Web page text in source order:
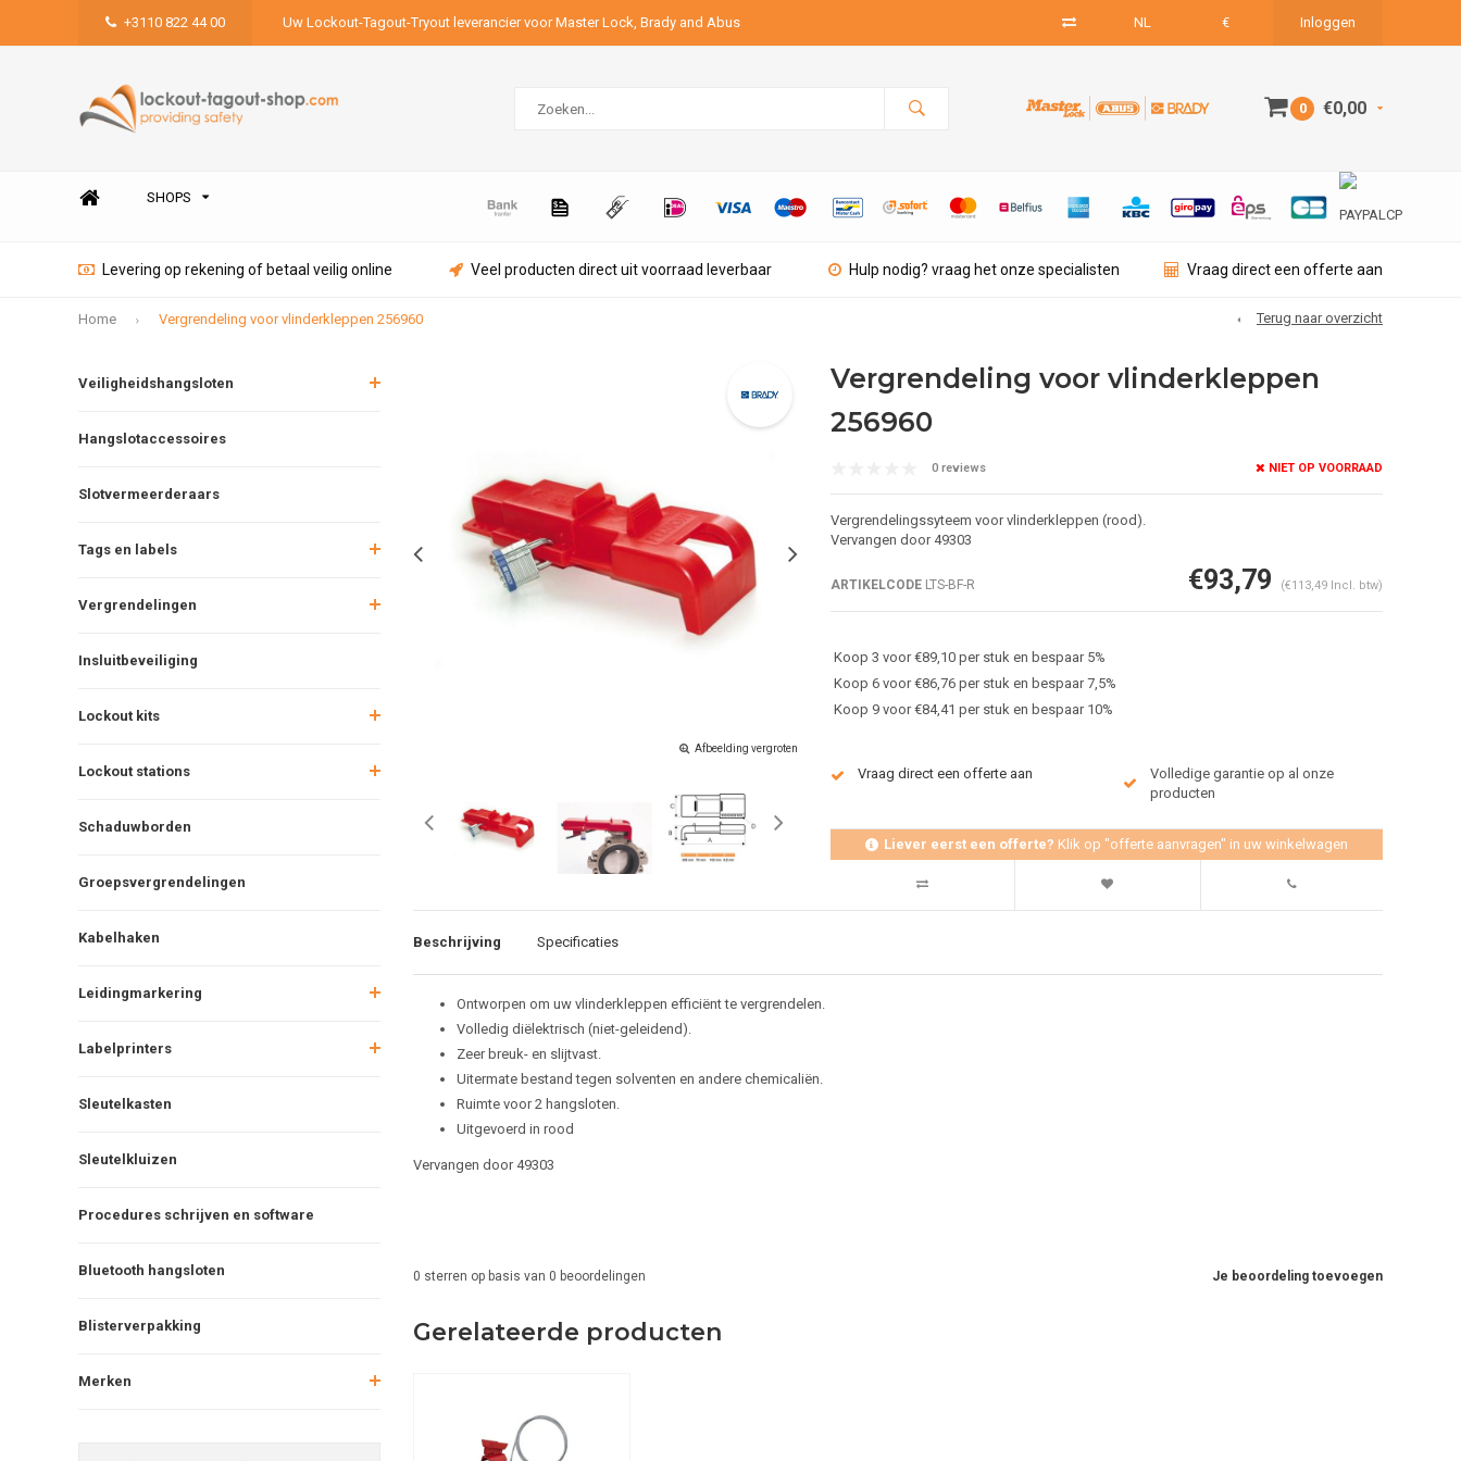
+3110 822 44 00 Uw Lockout-Tagout-Tryout leverancier voor Master Lock, Brady and Abus NL € Inloggen
0 €0,00
SHOPS
Levering op rekening of betaal veilig online Veel producten direct uit voorraad leverbaar Hulp nodig? vraag het onze specialisten Vraag direct een offerte aan
Home Vergrendeling voor vlinderkleppen 256960 Terug naar overzicht
Veiligheidshangsloten
Hangslotaccessoires
Slotvermeerderaars
Tags en labels
Vergrendelingen
Insluitbeveiliging
Lockout kits
Lockout stations
Schaduwborden
Groepsvergrendelingen
Kabelhaken
Leidingmarkering
Labelprinters
Sleutelkasten
Sleutelkluizen
Procedures schrijven en software
Bluetooth hangsloten
Blisterverpakking
Merken
Afbeelding vergroten
Vergrendeling voor vlinderkleppen
256960
0 reviews NIET OP VOORRAAD
Vergrendelingssyteem voor vlinderkleppen (rood).
Vervangen door 49303
ARTIKELCODELTS-BF-R €93,79 (€113,49 Incl. btw)
Koop 3 voor €89,10 per stuk en bespaar 5%
Koop 6 voor €86,76 per stuk en bespaar 7,5%
Koop 9 voor €84,41 per stuk en bespaar 10%
Vraag direct een offerte aan
Volledige garantie op al onze
producten
Liever eerst een offerte? Klik op "offerte aanvragen" in uw winkelwagen
Beschrijving Specificaties
Ontworpen om uw vlinderkleppen efficiënt te vergrendelen.
Volledig diëlektrisch (niet-geleidend).
Zeer breuk- en slijtvast.
Uitermate bestand tegen solventen en andere chemicaliën.
Ruimte voor 2 hangsloten.
Uitgevoerd in rood
Vervangen door49303
Je beoordeling toevoegen
0 sterren op basis van 0 beoordelingen
Gerelateerde producten